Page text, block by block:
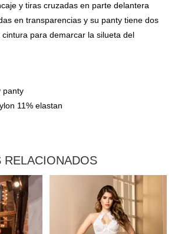
y tiras cruzadas en parte delantera
en transparencias y su panty tiene dos
para demarcar la silueta del
panty
11% elastan
RELACIONADOS